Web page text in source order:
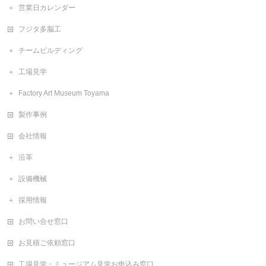
営業日カレンダー
フジタ多脳工
チームビルディング
工場見学
Factory Art Museum Toyama
製作事例
会社情報
沿革
設備機械
採用情報
お問い合せ窓口
お見積ご依頼窓口
工場見学・ミュージアム見学お申込み窓口